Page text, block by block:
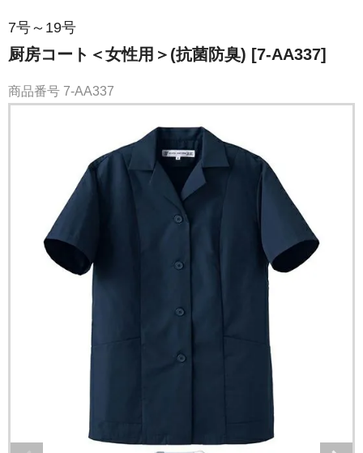
7号～19号
厨房コート＜女性用＞(抗菌防臭) [7-AA337]
商品番号 7-AA337